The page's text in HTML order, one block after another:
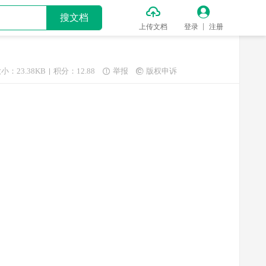
搜文档 
上传文档

登录 注册
：23.38KB 积分：12.88  举报  版权申诉